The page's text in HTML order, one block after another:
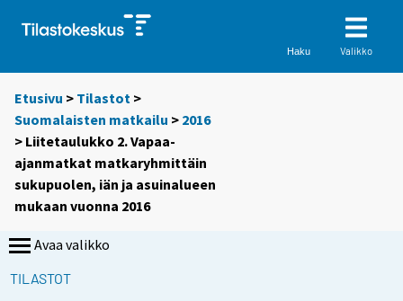
Haku Valikko
Etusivu > Tilastot >
Suomalaisten matkailu > 2016
> Liitetaulukko 2. Vapaa-
ajanmatkat matkaryhmittäin
sukupuolen, iän ja asuinalueen
mukaan vuonna 2016
Avaa valikko
TILASTOT